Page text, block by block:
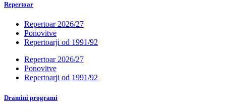
Repertoar
Repertoar 2026/27
Ponovitve
Repertoarji od 1991/92
Repertoar 2026/27
Ponovitve
Repertoarji od 1991/92
Dramini programi